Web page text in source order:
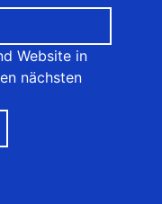
Website in
nächsten